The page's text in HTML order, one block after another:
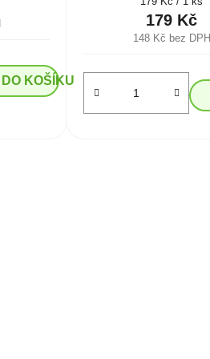
DO KOŠÍKU
148 Kč bez DPH
179 Kč
cena: